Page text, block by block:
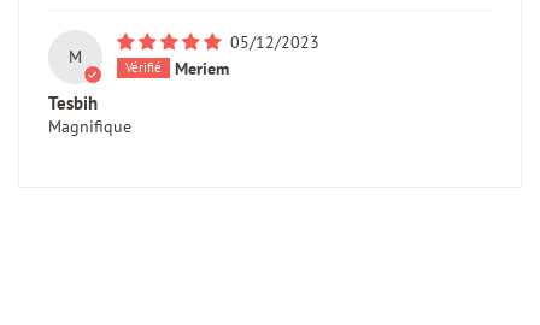
M
05/12/2023
Meriem
Tesbih
Magnifique